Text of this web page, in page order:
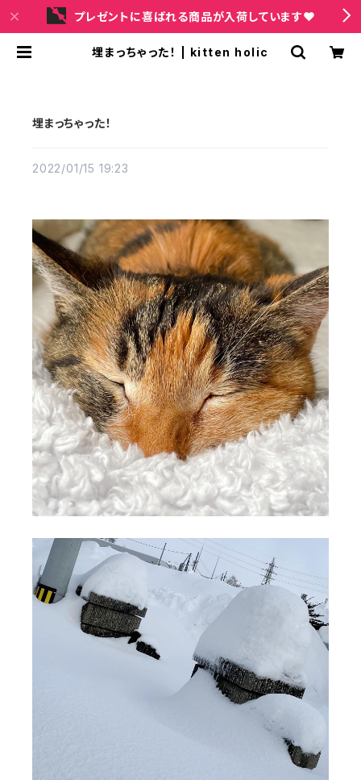
プレゼントに喜ばれる商品が入荷しています❤
埋まっちゃった！ | kitten holic
埋まっちゃった！
2022/01/15 19:23